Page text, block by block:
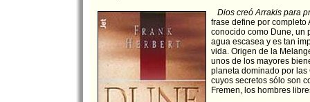
Dios creó Arrakis para
frase define por completo
conocido como Dune, un
agua escasea y es tan
vida. Origen de la
unos de los mayores
planeta dominado por
cuyos secretos sólo son
Fremen, los hombres